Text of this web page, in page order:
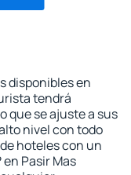
disponibles en
tendrá
que se ajuste a sus
nivel con todo
hoteles con un
Pasir Mas